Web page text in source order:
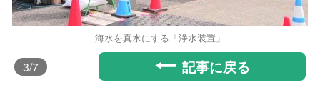
海水を真水にする「浄水装置」
3/7 記事に戻る